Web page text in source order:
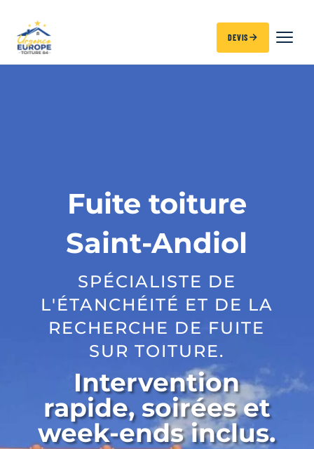
DEVIS
Fuite toiture
Saint-Andiol
SPÉCIALISTE DE
L'ÉTANCHÉITÉ ET DE LA
RECHERCHE DE FUITE
SUR TOITURE.
Intervention
rapide, soirées et
week-ends inclus.